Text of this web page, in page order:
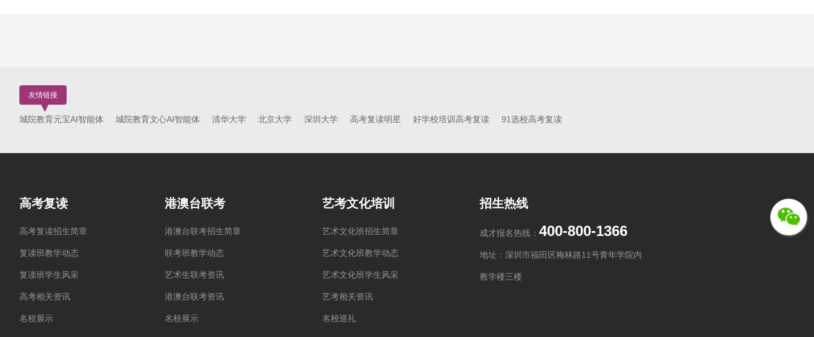
友情链接
城院教育元宝AI智能体 城院教育文心AI智能体 清华大学 北京大学 深圳大学 高考复读明星 好学校培训高考复读 91选校高考复读
高考复读
高考复读招生简章
复读班教学动态
复读班学生风采
高考相关资讯
名校展示
港澳台联考
港澳台联考招生简章
联考班教学动态
艺术生联考资讯
港澳台联考资讯
名校展示
艺考文化培训
艺术文化班招生简章
艺术文化班教学动态
艺术文化班学生风采
艺考相关资讯
名校巡礼
招生热线
成才报名热线： 400-800-1366
地址：深圳市福田区梅林路11号青年学院内
教学楼三楼